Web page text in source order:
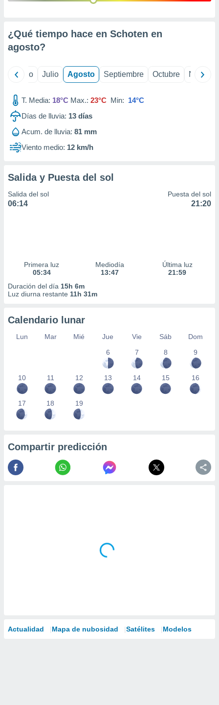
e
mediante
1199
¿Qué tiempo hace en Schoten en
agosto?
Junio Julio Agosto Septiembre Octubre
T. Media: 18°C Max.: 23°C Min: 14°C
Días de lluvia: 13 días
Acum. de lluvia: 81 mm
Viento medio: 12 km/h
Salida y Puesta del sol
Salida del sol
06:14
Puesta del sol
21:20
Primera luz
05:34
Mediodía
13:47
Última luz
21:59
Duración del día 15h 6m
Luz diurna restante 11h 31m
Calendario lunar
Lun Mar Mié Jue Vie Sáb
Dom
6
7 8 9
10 11 12 13 14 15 16
17 18 19
Compartir predicción
Actualidad Mapa de nubosidad Satélites Modelos